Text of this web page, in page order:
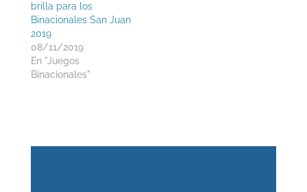
brilla para los
Binacionales San Juan
2019
08/11/2019
En "Juegos
Binacionales"